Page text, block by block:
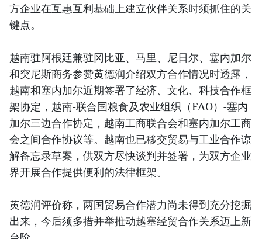
方企业在互惠互利基础上建立伙伴关系时须抓住的关
键点。
越南驻阿根廷兼驻冈比亚、马里、尼日尔、塞内加尔
和突尼斯商务参赞黄德润介绍双方合作情况时透露，
越南和塞内加尔近期签署了经济、文化、科技合作框
架协定，越南-联合国粮食及农业组织（FAO）-塞内
加尔三边合作协定，越南工商联合会和塞内加尔工商
会之间合作协议等。越南也已移交贸易与工业合作谅
解备忘录草案，供双方尽快谈判并签署，为双方企业
界开展合作提供便利的法律框架。
黄德润评价称，两国贸易合作潜力尚未得到充分挖掘
出来，今后须多措并举推动越塞经贸合作关系迈上新